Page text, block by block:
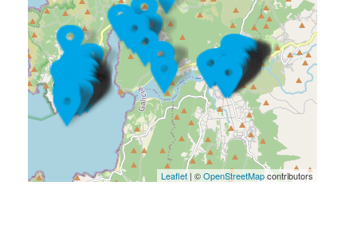
Leaflet| ©OpenStreetMapcontributors